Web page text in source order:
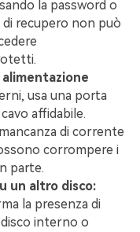
la password o
recupero non può
alimentazione
usa una porta
affidabile.
di corrente
corrompere i
parte.
un altro disco:
la presenza di
interno o